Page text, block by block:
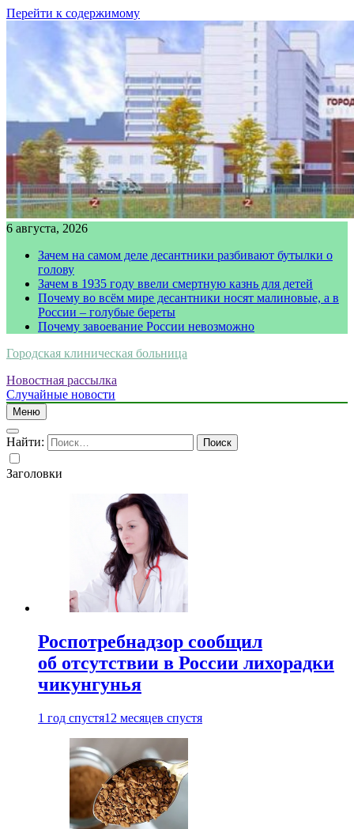
Перейти к содержимому
6 августа, 2026
Зачем на самом деле десантники разбивают бутылки о
голову
Зачем в 1935 году ввели смертную казнь для детей
Почему во всём мире десантники носят малиновые, а в
России – голубые береты
Почему завоевание России невозможно
Городская клиническая больница
Новостная рассылка
Случайные новости
Меню
Найти:
Заголовки
Роспотребнадзор сообщил
об отсутствии в России лихорадки
чикунгунья
1 год спустя12 месяцев спустя